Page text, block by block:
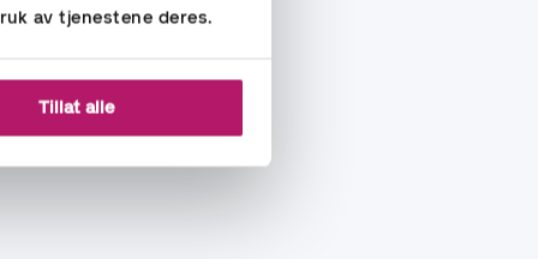
av tjenestene deres.
Tillat alle